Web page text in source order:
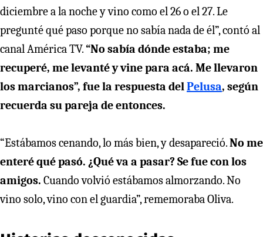
diciembre a la noche y vino como el 26 o el 27. Le
pregunté qué paso porque no sabía nada de él”, contó al
canal América TV.“No sabía dónde estaba; me
recuperé, me levanté y vine para acá. Me llevaron
los marcianos”, fue la respuesta delPelusa, según
recuerda su pareja de entonces.
“Estábamos cenando, lo más bien, y desapareció.No me
enteré qué pasó. ¿Qué va a pasar? Se fue con los
amigos. Cuando volvió estábamos almorzando. No
vino solo, vino con el guardia”, rememoraba Oliva.